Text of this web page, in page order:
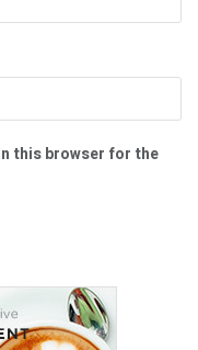
this browser for the